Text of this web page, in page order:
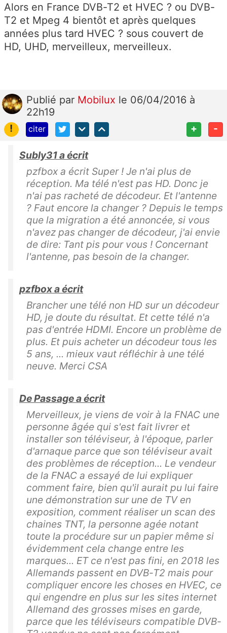
Alors en France DVB-T2 et HVEC ? ou DVB-
T2 et Mpeg 4 bientôt et après quelques
années plus tard HVEC ? sous couvert de
HD, UHD, merveilleux, merveilleux.
Publié par Mobilux le 06/04/2016 à
22h19
!
citer + -
Subly31 a écrit
pzfbox a écrit Super ! Je n'ai plus de
réception. Ma télé n'est pas HD. Donc je
n'ai pas racheté de décodeur. Et l'antenne
? Faut encore la changer ? Depuis le temps
que la migration a été annoncée, si vous
n'avez pas changer de décodeur, j'ai envie
de dire: Tant pis pour vous ! Concernant
l'antenne, pas besoin de la changer.
pzfbox a écrit
Brancher une télé non HD sur un décodeur
HD, je doute du résultat. Et cette télé n'a
pas d'entrée HDMI. Encore un problème de
plus. Et puis acheter un décodeur tous les
5 ans, ... mieux vaut réfléchir à une télé
neuve. Merci CSA
De Passage a écrit
Merveilleux, je viens de voir à la FNAC une
personne âgée qui s'est fait livrer et
installer son téléviseur, à l'époque, parler
d'arnaque parce que son téléviseur avait
des problèmes de réception... Le vendeur
de la FNAC a essayé de lui expliquer
comment faire, bien qu'il aurait pu lui faire
une démonstration sur une de TV en
exposition, comment réaliser un scan des
chaines TNT, la personne agée notant
toute la procédure sur un papier même si
évidemment cela change entre les
marques... ET ce n'est pas fini, en 2018 les
Allemands passent en DVB-T2 mais pour
compliquer encore les choses en HVEC, ce
qui engendre en plus sur les sites internet
Allemand des grosses mises en garde,
parce que les téléviseurs compatible DVB-